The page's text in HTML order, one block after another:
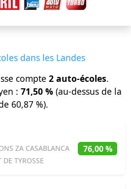
dans les Landes
compte 2 auto-écoles.
: 71,50 % (au-dessus de la
60,87 %).
ZA CASABLANCA
TYROSSE
76,00 %